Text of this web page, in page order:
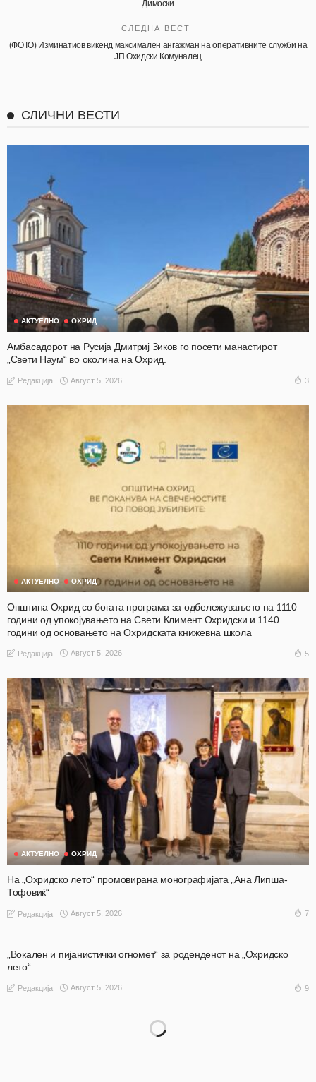
Димоски
СЛЕДНА ВЕСТ
(ФОТО) Изминатиов викенд максимален ангажман на оперативните служби на
ЈП Охидски Комуналец
СЛИЧНИ ВЕСТИ
АКТУЕЛНО ОХРИД
Амбасадорот на Русија Дмитриј Зиков го посети манастирот
„Свети Наум“ во околина на Охрид.
Редакција Август 5, 2026 3
АКТУЕЛНО ОХРИД
Општина Охрид со богата програма за одбележувањето на 1110
години од упокојувањето на Свети Климент Охридски и 1140
години од основањето на Охридската книжевна школа
Редакција Август 5, 2026 5
АКТУЕЛНО ОХРИД
На „Охридско лето“ промовирана монографијата „Ана Липша-
Тофовиќ“
Редакција Август 5, 2026 7
„Вокален и пијанистички огномет“ за роденденот на „Охридско
лето“
Редакција Август 5, 2026 9